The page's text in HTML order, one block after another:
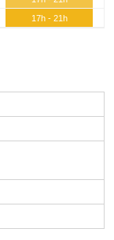
17h - 21h